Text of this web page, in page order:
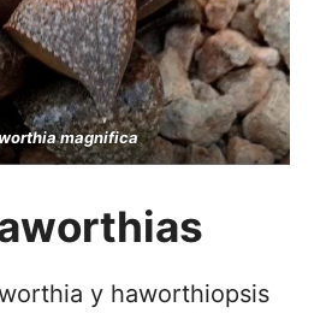
magnifica
y haworthiopsis